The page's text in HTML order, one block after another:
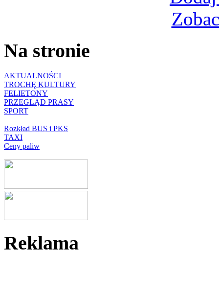
Na stronie
AKTUALNOŚCI
TROCHĘ KULTURY
FELIETONY
PRZEGLĄD PRASY
SPORT
Rozkład BUS i PKS
TAXI
Ceny paliw
Reklama